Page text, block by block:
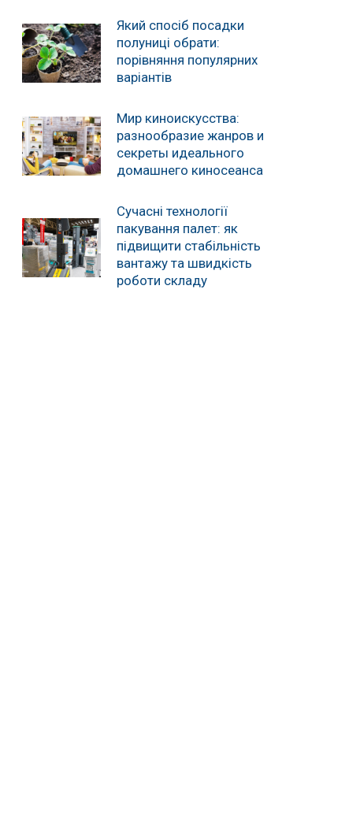
Який спосіб посадки
полуниці обрати:
порівняння популярних
варіантів
Мир киноискусства:
разнообразие жанров и
секреты идеального
домашнего киносеанса
Сучасні технології
пакування палет: як
підвищити стабільність
вантажу та швидкість
роботи складу